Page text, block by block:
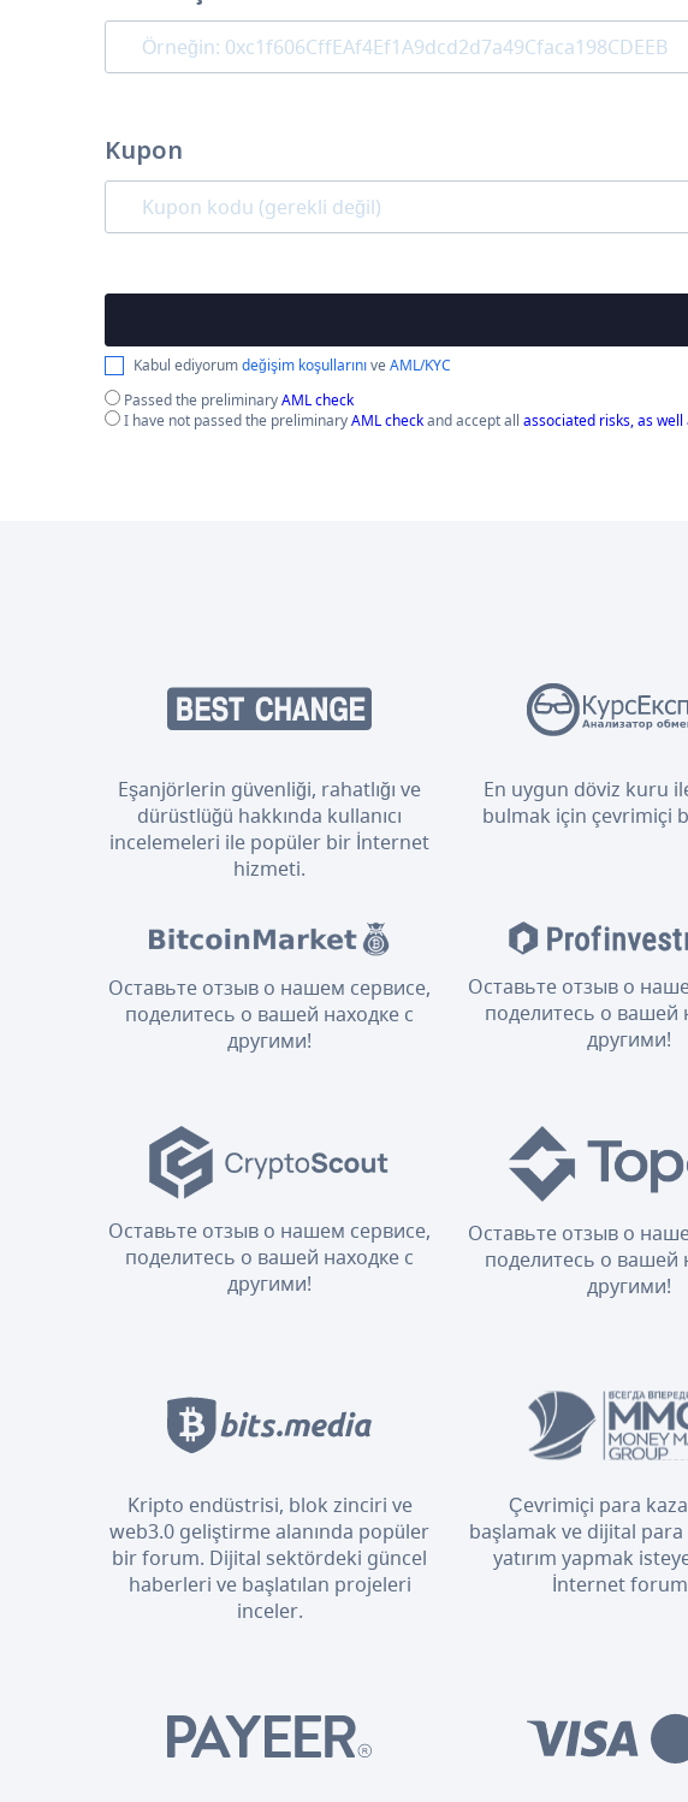
Kupon
Kabul ediyorumdeğişim koşullarınıveAML/KYC
Passed the preliminaryAML check
I have not passed the preliminaryAML checkand accept all associated risks, as
Eşanjörlerin güvenliği, rahatlığı ve
dürüstlüğü hakkında kullanıcı
incelemeleri ile popüler bir İnternet
hizmeti.
En uygun döviz kuru
bulmak için çevrimiçi
Оставьте отзыв о нашем сервисе,
поделитесь о вашей находке с
другими!
Оставьте отзыв о
поделитесь о вашей
другими!
Оставьте отзыв о нашем сервисе,
поделитесь о вашей находке с
другими!
Оставьте отзыв о
поделитесь о вашей
другими!
Kripto endüstrisi, blok zinciri ve
web3.0 geliştirme alanında popüler
bir forum. Dijital sektördeki güncel
haberleri ve başlatılan projeleri
inceler.
Çevrimiçi para
başlamak ve dijital
yatırım yapmak
İnternet